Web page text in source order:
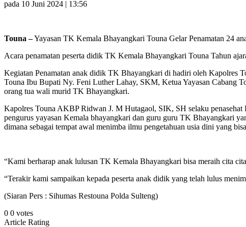
pada 10 Juni 2024 | 13:56
Touna –Yayasan TK Kemala Bhayangkari Touna Gelar Penamatan 24
Acara penamatan peserta didik TK Kemala Bhayangkari Touna Tahun
Kegiatan Penamatan anak didik TK Bhayangkari di hadiri oleh
Touna Ibu Bupati Ny. Feni Luther Lahay, SKM, Ketua Yayasan
orang tua wali murid TK Bhayangkari.
Kapolres Touna AKBP Ridwan J. M Hutagaol, SIK, SH selaku
pengurus yayasan Kemala bhayangkari dan guru guru TK Bhayangkari
dimana sebagai tempat awal menimba ilmu pengetahuan usia dini yang
“Kami berharap anak lulusan TK Kemala Bhayangkari bisa meraih cita
“Terakir kami sampaikan kepada peserta anak didik yang telah lulus
(Siaran Pers : Sihumas Restouna Polda Sulteng)
0 0 votes
Article Rating